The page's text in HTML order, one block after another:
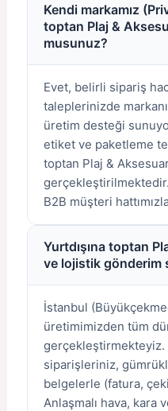
Kendi markamız
toptan Plaj &
musunuz?
Evet, belirli sipariş
taleplerinizde
üretim desteği
etiket ve paketleme
toptan Plaj &
B2B müşteri
Yurtdışına toptan
ve lojistik gönderim
İstanbul
üretimimizden tüm
gerçekleştirmekteyiz.
siparişleriniz,
belgelerle (fatura,
Anlaşmalı hava, kara